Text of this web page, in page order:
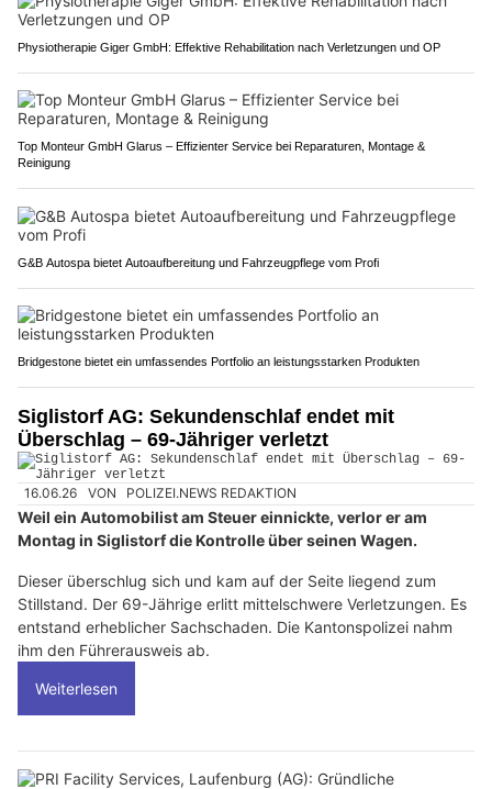
Physiotherapie Giger GmbH: Effektive Rehabilitation nach Verletzungen und OP
Top Monteur GmbH Glarus – Effizienter Service bei Reparaturen, Montage &
Reinigung
G&B Autospa bietet Autoaufbereitung und Fahrzeugpflege vom Profi
Bridgestone bietet ein umfassendes Portfolio an leistungsstarken Produkten
Siglistorf AG: Sekundenschlaf endet mit
Überschlag – 69-Jähriger verletzt
16.06.26 VON POLIZEI.NEWS REDAKTION
Weil ein Automobilist am Steuer einnickte, verlor er am
Montag in Siglistorf die Kontrolle über seinen Wagen.
Dieser überschlug sich und kam auf der Seite liegend zum
Stillstand. Der 69-Jährige erlitt mittelschwere Verletzungen. Es
entstand erheblicher Sachschaden. Die Kantonspolizei nahm
ihm den Führerausweis ab.
Weiterlesen